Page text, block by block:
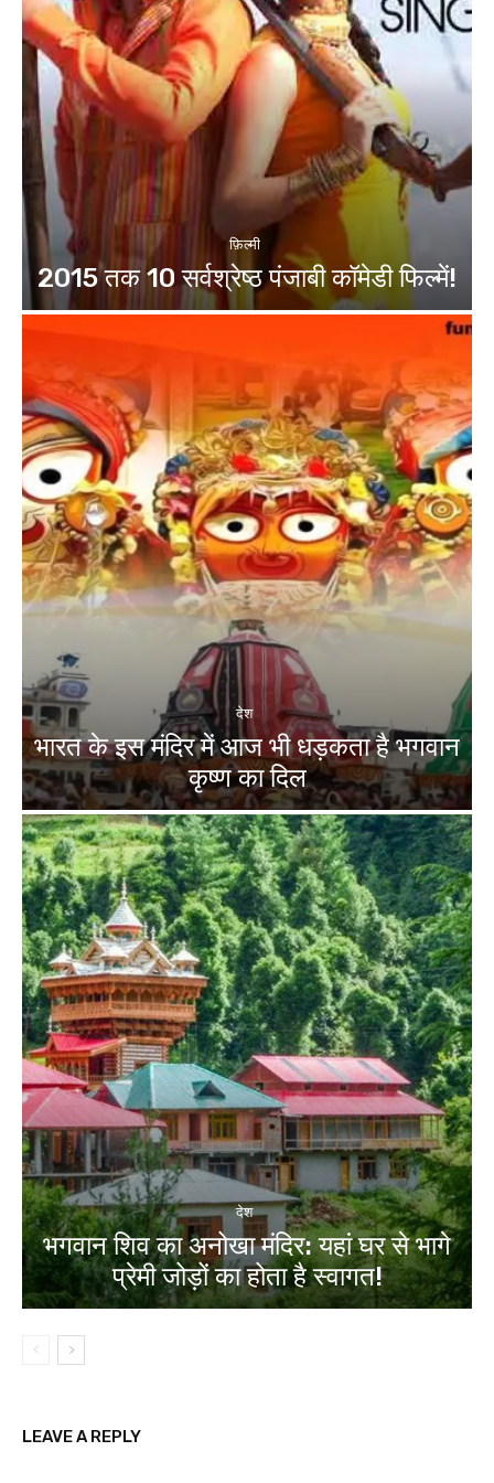
फ़िल्मी
2015 तक 10 सर्वश्रेष्ठ पंजाबी कॉमेडी फिल्में!
देश
भारत के इस मंदिर में आज भी धड़कता है भगवान
कृष्ण का दिल
देश
भगवान शिव का अनोखा मंदिर: यहां घर से भागे
प्रेमी जोड़ों का होता है स्वागत!
LEAVE A REPLY